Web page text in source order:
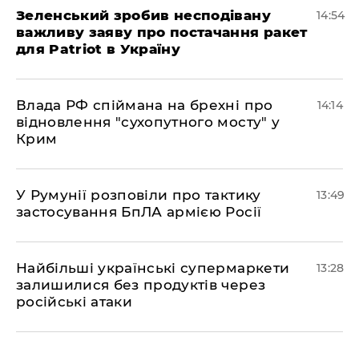
Зеленський зробив несподівану
важливу заяву про постачання ракет
для Patriot в Україну
14:54
Влада РФ спіймана на брехні про
відновлення "сухопутного мосту" у
Крим
14:14
У Румунії розповіли про тактику
застосування БпЛА армією Росії
13:49
Найбільші українські супермаркети
залишилися без продуктів через
російські атаки
13:28